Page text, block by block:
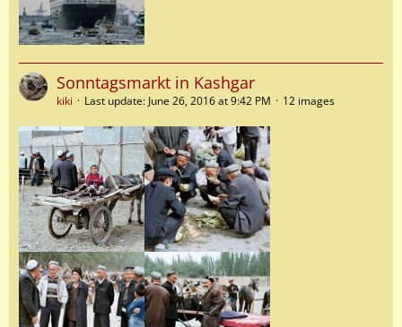
Sonntagsmarkt in Kashgar
kiki Last update: June 26, 2016 at 9:42 PM 12 images